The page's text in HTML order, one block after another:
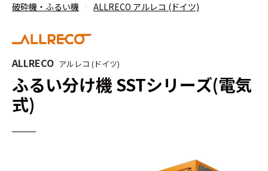
破砕機・ふるい機 ALLRECO アルレコ (ドイツ)
ALLRECO アルレコ (ドイツ)
ふるい分け機 SSTシリーズ(電気
式)